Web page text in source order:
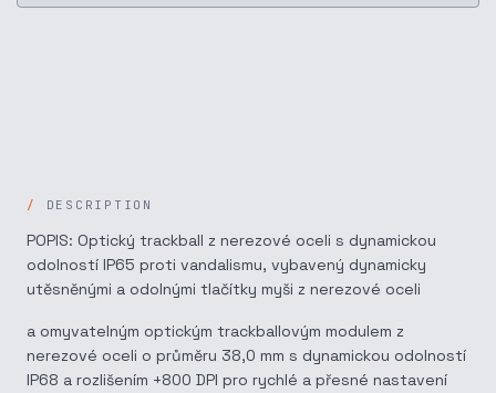
DESCRIPTION
POPIS: Optický trackball z nerezové oceli s dynamickou
odolností IP65 proti vandalismu, vybavený dynamicky
utěsněnými a odolnými tlačítky myši z nerezové oceli
a omyvatelným optickým trackballovým modulem z
nerezové oceli o průměru 38,0 mm s dynamickou odolností
IP68 a rozlišením +800 DPI pro rychlé a přesné nastavení